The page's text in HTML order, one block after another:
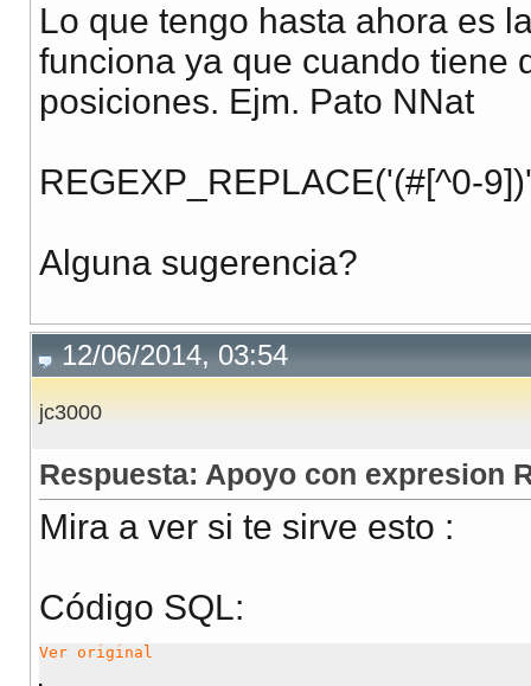
Lo que tengo hasta ahora es
funciona ya que cuando tiene
posiciones. Ejm. Pato NNat
REGEXP_REPLACE('(#[^0-
Alguna sugerencia?
12/06/2014, 03:54
jc3000
Respuesta: Apoyo con expresion
Mira a ver si te sirve esto :
Código SQL:
Ver original